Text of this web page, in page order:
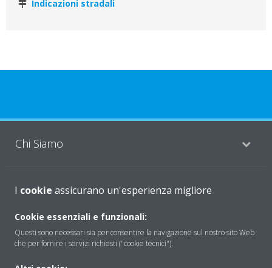
Indicazioni stradali
Chi Siamo
Soluzioni
Contattaci
I cookie assicurano un'esperienza migliore
Cookie essenziali e funzionali:
Questi sono necessari sia per consentire la navigazione sul nostro sito Web
che per fornire i servizi richiesti ("cookie tecnici").